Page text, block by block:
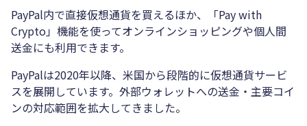
PayPal内で直接仮想通貨を買えるほか、「Pay with
Crypto」機能を使ってオンラインショッピングや個人間
送金にも利用できます。
PayPalは2020年以降、米国から段階的に仮想通貨サービ
スを展開しています。外部ウォレットへの送金・主要コイ
ンの対応範囲を拡大してきました。